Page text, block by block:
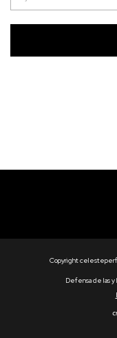
Copyright
Defensa de las y